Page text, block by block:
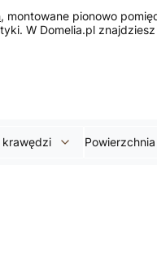
, montowane pionowo
W Domelia.pl znajdziesz
krawędzi Powierzchnia